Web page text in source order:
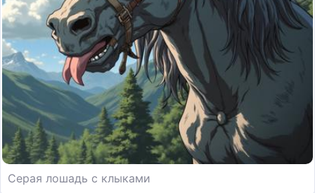
Серая лошадь с клыками